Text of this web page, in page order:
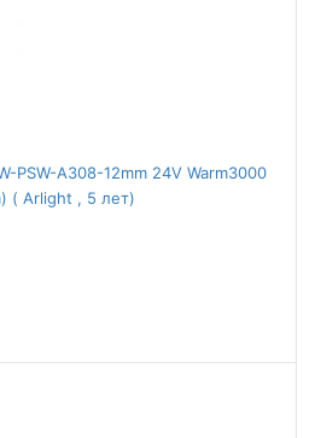
PSW-A308-12mm 24V Warm3000
( Arlight , 5 лет)